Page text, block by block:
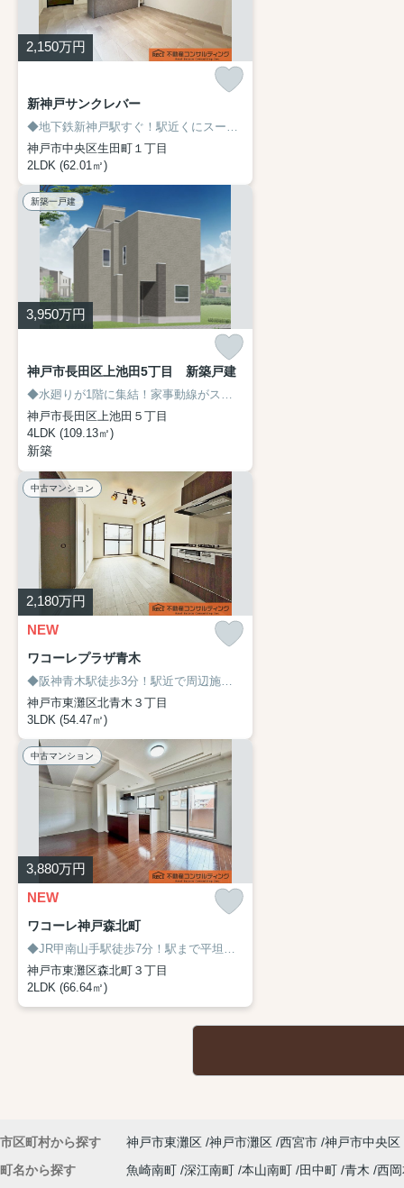
2,150万円
新神戸サンクレバー
◆地下鉄新神戸駅すぐ！駅近くにスーパーもあり生活至便！
神戸市中央区生田町１丁目
2LDK (62.01㎡)
新築一戸建
3,950万円
神戸市長田区上池田5丁目 新築戸建
◆水廻りが1階に集結！家事動線がスムーズ♪
神戸市長田区上池田５丁目
4LDK (109.13㎡)
新築
中古マンション
2,180万円
NEW
ワコーレプラザ青木
◆阪神青木駅徒歩3分！駅近で周辺施設も充実しています♪
神戸市東灘区北青木３丁目
3LDK (54.47㎡)
中古マンション
3,880万円
NEW
ワコーレ神戸森北町
◆JR甲南山手駅徒歩7分！駅まで平坦な道のりで移動楽々！
神戸市東灘区森北町３丁目
2LDK (66.64㎡)
市区町村から探す 神戸市東灘区 神戸市灘区 西宮市 神戸市中央区
町名から探す
魚崎南町 深江南町 本山南町 田中町 青木 西